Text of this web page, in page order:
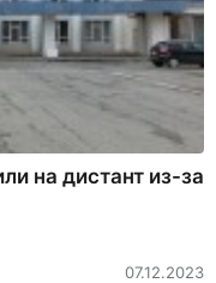
на дистант из-за
07.12.2023